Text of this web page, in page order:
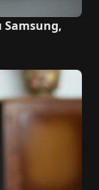
Samsung,